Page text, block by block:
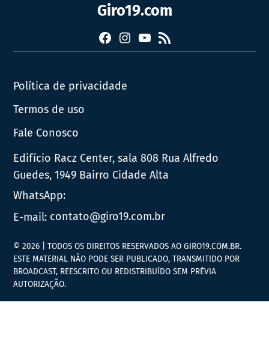
Giro19.com
FacebookInstagram
YouTube
RSS
Política de privacidade
Termos de uso
Fale Conosco
Edifício Racz Center, sala 808 Rua Alfredo
Guedes, 1949 Bairro Cidade Alta
WhatsApp:
E-mail: contato@giro19.com.br
© 2026 | TODOS OS DIREITOS RESERVADOS AO GIRO19.COM.BR.
ESTE MATERIAL NÃO PODE SER PUBLICADO, TRANSMITIDO POR
BROADCAST, REESCRITO OU REDISTRIBUÍDO SEM PRÉVIA
AUTORIZAÇÃO.